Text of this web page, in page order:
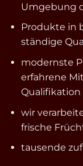
Umgebung
Produkte in
ständige
modernste
erfahrene
Qualifikation
wir
frische
tausende